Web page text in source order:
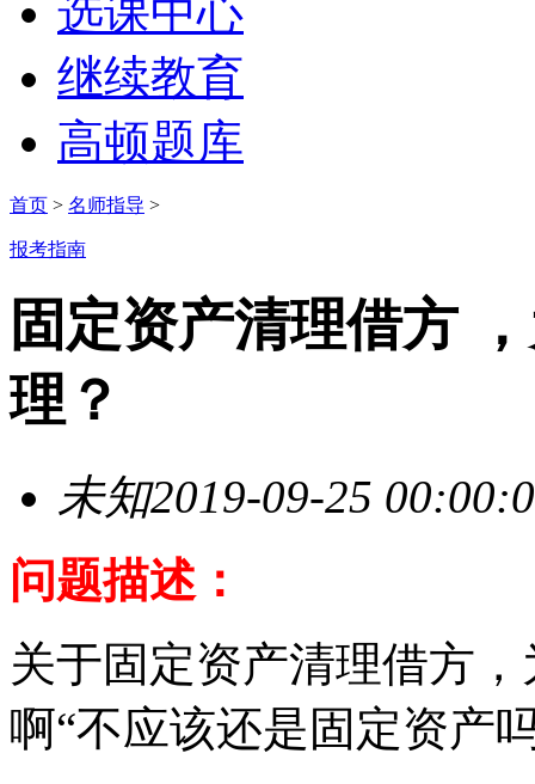
选课中心
继续教育
高顿题库
首页 > 名师指导 >
报考指南
固定资产清理借方
理？
未知2019-09-25
问题描述：
关于固定资产清理借方
啊“不应该还是固定资